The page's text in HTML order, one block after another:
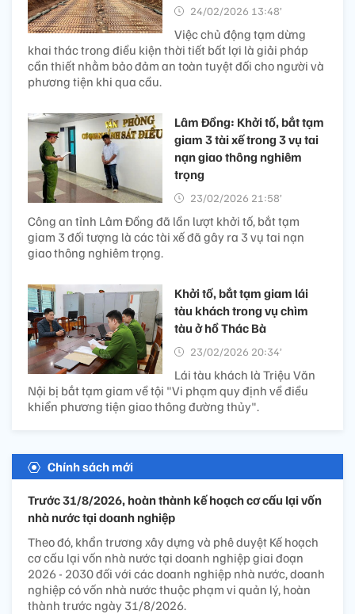
24/02/2026 13:48’
Việc chủ động tạm dừng
khai thác trong điều kiện thời tiết bất lợi là giải pháp
cần thiết nhằm bảo đảm an toàn tuyệt đối cho người và
phương tiện khi qua cầu.
Lâm Đồng: Khởi tố, bắt tạm
giam 3 tài xế trong 3 vụ tai
nạn giao thông nghiêm
trọng
23/02/2026 21:58’
Công an tỉnh Lâm Đồng đã lần lượt khởi tố, bắt tạm
giam 3 đối tượng là các tài xế đã gây ra 3 vụ tai nạn
giao thông nghiêm trọng.
Khởi tố, bắt tạm giam lái
tàu khách trong vụ chìm
tàu ở hồ Thác Bà
23/02/2026 20:34’
Lái tàu khách là Triệu Văn
Nội bị bắt tạm giam về tội "Vi phạm quy định về điều
khiển phương tiện giao thông đường thủy".
Chính sách mới
Trước 31/8/2026, hoàn thành kế hoạch cơ cấu lại vốn
nhà nước tại doanh nghiệp
Theo đó, khẩn trương xây dựng và phê duyệt Kế hoạch
cơ cấu lại vốn nhà nước tại doanh nghiệp giai đoạn
2026 - 2030 đối với các doanh nghiệp nhà nước, doanh
nghiệp có vốn nhà nước thuộc phạm vi quản lý, hoàn
thành trước ngày 31/8/2026.